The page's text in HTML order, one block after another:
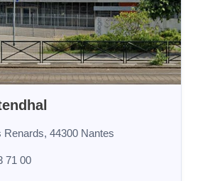
Renards, 44300 Nantes
71 00